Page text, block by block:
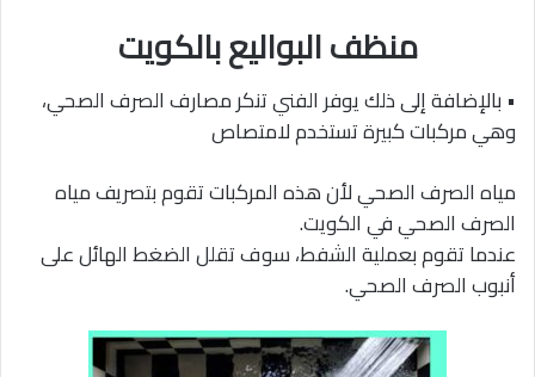
منظف البواليع بالكويت
• بالإضافة إلى ذلك يوفر الفني تنكر مصارف الصرف الصحي،
وهي مركبات كبيرة تستخدم لامتصاص
مياه الصرف الصحي لأن هذه المركبات تقوم بتصريف مياه
الصرف الصحي في الكويت.
عندما تقوم بعملية الشفط، سوف تقلل الضغط الهائل على
أنبوب الصرف الصحي.